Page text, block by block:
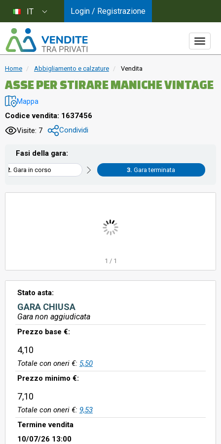
Home Abbigliamento e calzature Vendita
ASSE PER STIRARE MANICHE VINTAGE
Mappa
Codice vendita: 1637456
Visite: 7
Condividi
Fasi della gara:
Gara in corso Gara terminata
1 / 1
Stato asta:
GARA CHIUSA
Gara non aggiudicata
Prezzo base €:
4,10
Totale con oneri €: 5,50
Prezzo minimo €:
7,10
Totale con oneri €: 9,53
Termine vendita
10/07/26 13:00
IT Login / Registrazione